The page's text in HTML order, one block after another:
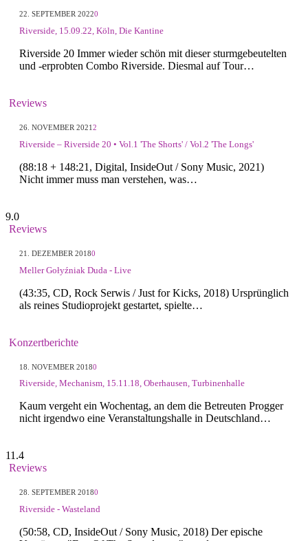
22. SEPTEMBER 20220
Riverside, 15.09.22, Köln, Die Kantine
Riverside 20 Immer wieder schön mit dieser sturmgebeutelten
und -erprobten Combo Riverside. Diesmal auf Tour…
Reviews
26. NOVEMBER 20212
Riverside – Riverside 20 • Vol.1 'The Shorts' / Vol.2 'The Longs'
(88:18 + 148:21, Digital, InsideOut / Sony Music, 2021)
Nicht immer muss man verstehen, was…
9.0
Reviews
21. DEZEMBER 20180
Meller Gołyźniak Duda - Live
(43:35, CD, Rock Serwis / Just for Kicks, 2018) Ursprünglich
als reines Studioprojekt gestartet, spielte…
Konzertberichte
18. NOVEMBER 20180
Riverside, Mechanism, 15.11.18, Oberhausen, Turbinenhalle
Kaum vergeht ein Wochentag, an dem die Betreuten Progger
nicht irgendwo eine Veranstaltungshalle in Deutschland…
11.4
Reviews
28. SEPTEMBER 20180
Riverside - Wasteland
(50:58, CD, InsideOut / Sony Music, 2018) Der epische